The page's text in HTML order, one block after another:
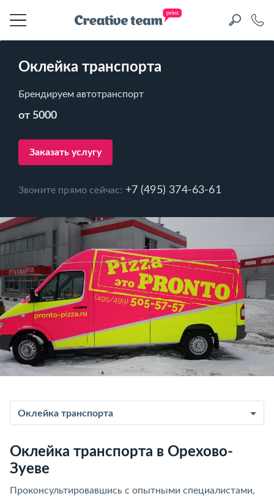
Оклейка транспорта
Брендируем автотранспорт
от 5000
Заказать услугу
Звоните прямо сейчас: +7 (495) 374-63-61
Оклейка транспорта
Оклейка транспорта в Орехово-
Зуеве
Проконсультировавшись с опытными специалистами,